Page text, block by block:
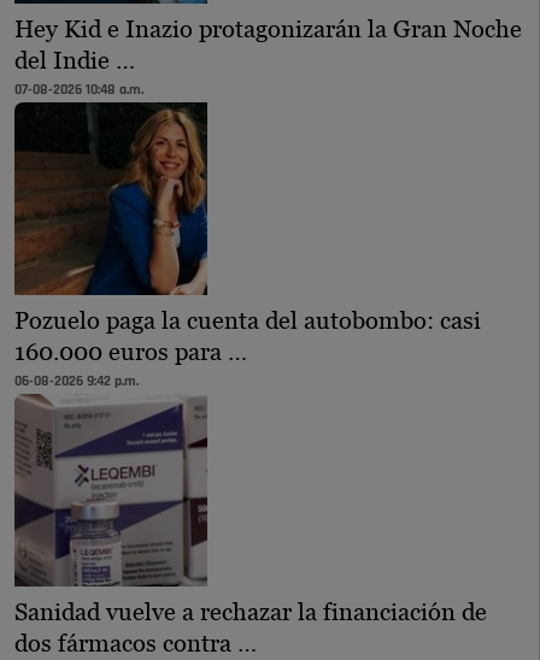
Hey Kid e Inazio protagonizarán la Gran Noche
del Indie …
07-08-2026 10:48 a.m.
Pozuelo paga la cuenta del autobombo: casi
160.000 euros para …
06-08-2026 9:42 p.m.
Sanidad vuelve a rechazar la financiación de
dos fármacos contra …